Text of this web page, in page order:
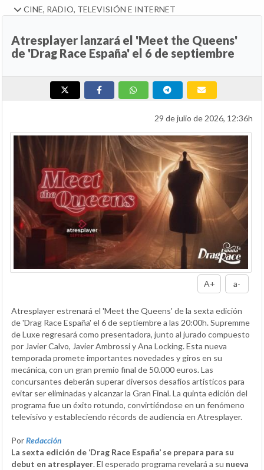
CINE, RADIO, TELEVISIÓN E INTERNET
Atresplayer lanzará el 'Meet the Queens'
de 'Drag Race España' el 6 de septiembre
29 de julio de 2026, 12:36h
A+ a-
Atresplayer estrenará el 'Meet the Queens' de la sexta edición
de 'Drag Race España' el 6 de septiembre a las 20:00h. Supremme
de Luxe regresará como presentadora, junto al jurado compuesto
por Javier Calvo, Javier Ambrossi y Ana Locking. Esta nueva
temporada promete importantes novedades y giros en su
mecánica, con un gran premio final de 50.000 euros. Las
concursantes deberán superar diversos desafíos artísticos para
evitar ser eliminadas y alcanzar la Gran Final. La quinta edición del
programa fue un éxito rotundo, convirtiéndose en un fenómeno
televisivo y estableciendo récords de audiencia en Atresplayer.
PorRedacción
La sexta edición de ‘Drag Race España’ se prepara para su
debut en atresplayer. El esperado programa revelará a su nueva